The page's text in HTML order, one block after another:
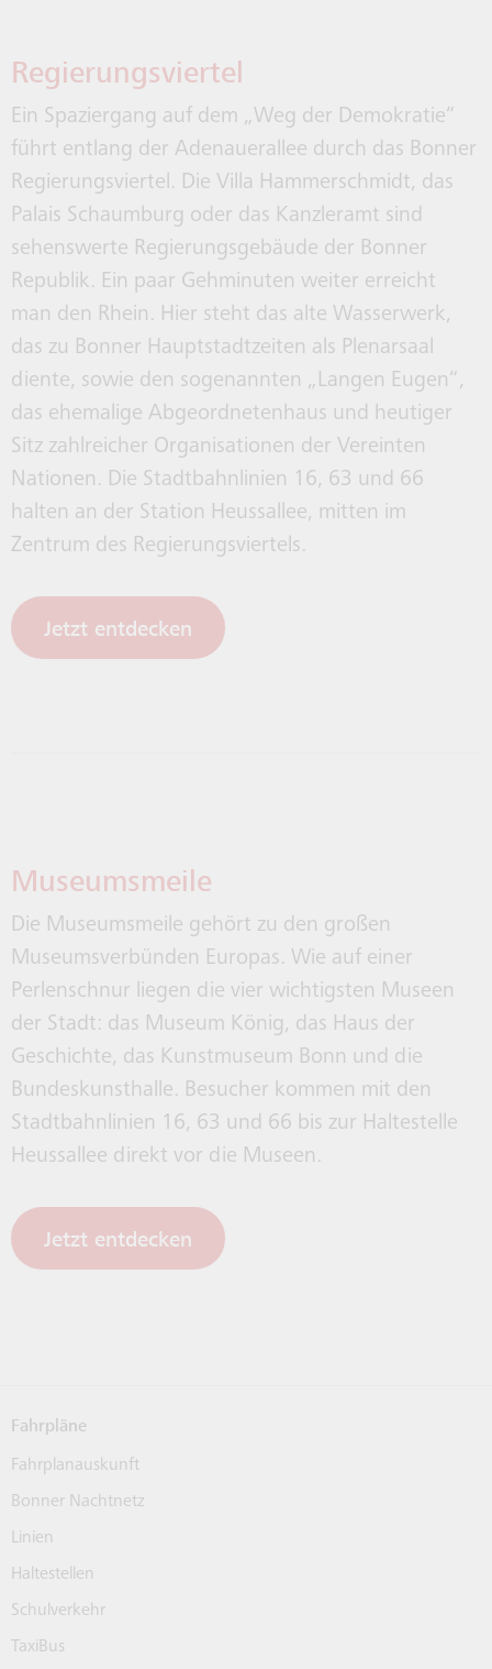
Regierungsviertel
Ein Spaziergang auf dem „Weg der Demokratie“
führt entlang der Adenauerallee durch das Bonner
Regierungsviertel. Die Villa Hammerschmidt, das
Palais Schaumburg oder das Kanzleramt sind
sehenswerte Regierungsgebäude der Bonner
Republik. Ein paar Gehminuten weiter erreicht
man den Rhein. Hier steht das alte Wasserwerk,
das zu Bonner Hauptstadtzeiten als Plenarsaal
diente, sowie den sogenannten „Langen Eugen“,
das ehemalige Abgeordnetenhaus und heutiger
Sitz zahlreicher Organisationen der Vereinten
Nationen. Die Stadtbahnlinien 16, 63 und 66
halten an der Station Heussallee, mitten im
Zentrum des Regierungsviertels.
Jetzt entdecken
Museumsmeile
Die Museumsmeile gehört zu den großen
Museumsverbünden Europas. Wie auf einer
Perlenschnur liegen die vier wichtigsten Museen
der Stadt: das Museum König, das Haus der
Geschichte, das Kunstmuseum Bonn und die
Bundeskunsthalle. Besucher kommen mit den
Stadtbahnlinien 16, 63 und 66 bis zur Haltestelle
Heussallee direkt vor die Museen.
Jetzt entdecken
Fahrpläne
Fahrplanauskunft
Bonner Nachtnetz
Linien
Haltestellen
Schulverkehr
TaxiBus